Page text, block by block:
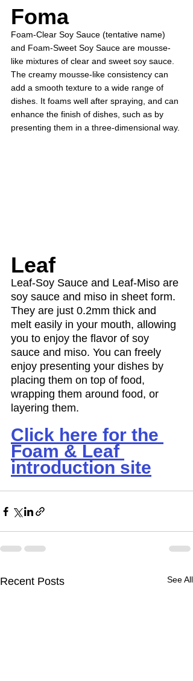
Foma
Foam-Clear Soy Sauce (tentative name)
and Foam-Sweet Soy Sauce are mousse-
like mixtures of clear and sweet soy sauce.
The creamy mousse-like consistency can
add a smooth texture to a wide range of
dishes. It foams well after spraying, and can
enhance the finish of dishes, such as by
presenting them in a three-dimensional way.
Leaf
Leaf-Soy Sauce and Leaf-Miso are
soy sauce and miso in sheet form.
They are just 0.2mm thick and
melt easily in your mouth, allowing
you to enjoy the flavor of soy
sauce and miso. You can freely
enjoy presenting your dishes by
placing them on top of food,
wrapping them around food, or
layering them.
Click here for the
Foam & Leaf
introduction site
Recent Posts See All